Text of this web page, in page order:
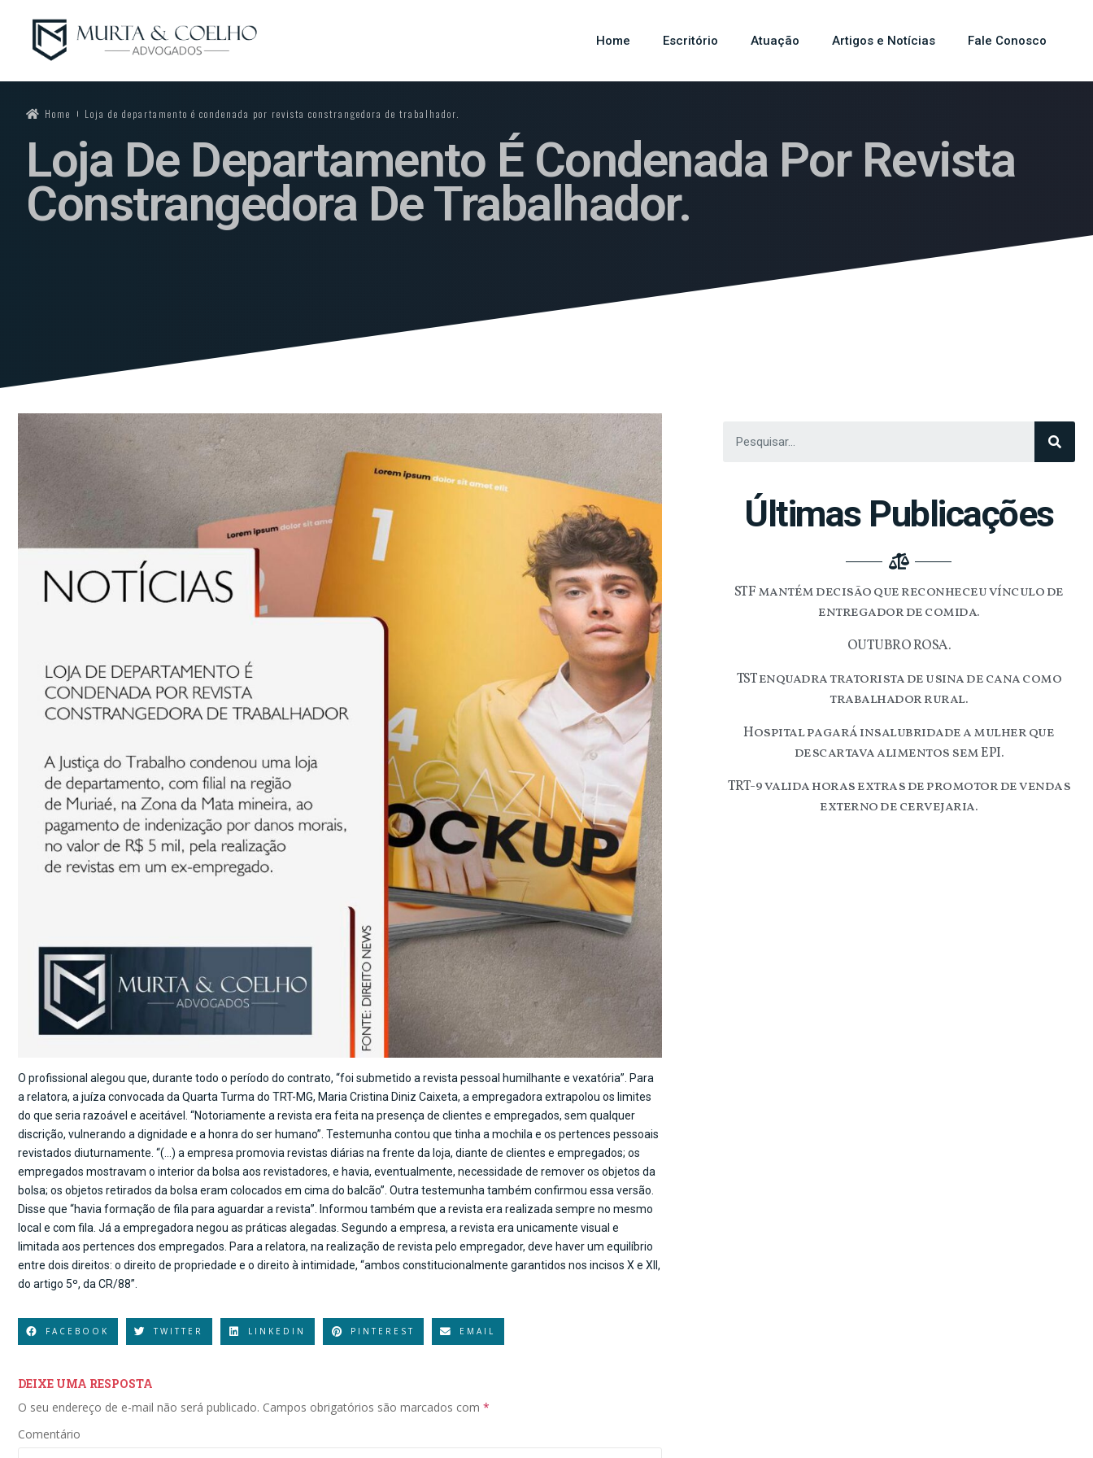
Home Escritório Atuação Artigos e Notícias Fale Conosco
Home Loja de departamento é condenada por revista constrangedora de trabalhador.
Loja De Departamento É Condenada Por Revista
Constrangedora De Trabalhador.
O profissional alegou que, durante todo o período do contrato, “foi submetido a revista pessoal humilhante e vexatória”. Para
a relatora, a juíza convocada da Quarta Turma do TRT-MG, Maria Cristina Diniz Caixeta, a empregadora extrapolou os limites
do que seria razoável e aceitável. “Notoriamente a revista era feita na presença de clientes e empregados, sem qualquer
discrição, vulnerando a dignidade e a honra do ser humano”. Testemunha contou que tinha a mochila e os pertences pessoais
revistados diuturnamente. “(…) a empresa promovia revistas diárias na frente da loja, diante de clientes e empregados; os
empregados mostravam o interior da bolsa aos revistadores, e havia, eventualmente, necessidade de remover os objetos da
bolsa; os objetos retirados da bolsa eram colocados em cima do balcão”. Outra testemunha também confirmou essa versão.
Disse que “havia formação de fila para aguardar a revista”. Informou também que a revista era realizada sempre no mesmo
local e com fila. Já a empregadora negou as práticas alegadas. Segundo a empresa, a revista era unicamente visual e
limitada aos pertences dos empregados. Para a relatora, na realização de revista pelo empregador, deve haver um equilíbrio
entre dois direitos: o direito de propriedade e o direito à intimidade, “ambos constitucionalmente garantidos nos incisos X e XII,
do artigo 5º, da CR/88”.
FACEBOOK TWITTER LINKEDIN PINTEREST EMAIL
DEIXE UMA RESPOSTA
O seu endereço de e-mail não será publicado. Campos obrigatórios são marcados com *
Comentário
Últimas Publicações
STF mantém decisão que reconheceu vínculo de
entregador de comida.
OUTUBRO ROSA.
TST enquadra tratorista de usina de cana como
trabalhador rural.
Hospital pagará insalubridade a mulher que
descartava alimentos sem EPI.
TRT-9 valida horas extras de promotor de vendas
externo de cervejaria.